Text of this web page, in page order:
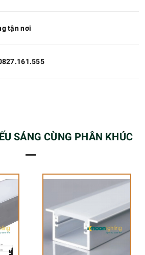
tận nơi
SÁNG CÙNG PHÂN KHÚC